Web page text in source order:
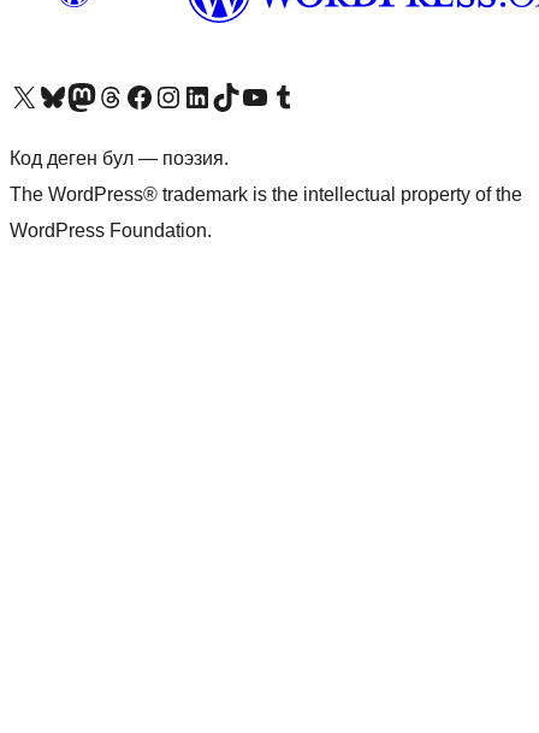
Visit our X (formerly Twitter) account
Visit our Bluesky account
Биздин Mastodon түрмөгүбүзгө баш багыңыз
Visit our Threads account
Биздин Facebook баракчабызга кириңиз
Биздин Instagram баракчабызга баш багыңыз
Биздин LinkedIn баракчабызга баш багыңыз
Visit our TikTok account
Visit our YouTube channel
Visit our Tumblr account
Код деген бул — поэзия.
The WordPress® trademark is the intellectual property of the
WordPress Foundation.